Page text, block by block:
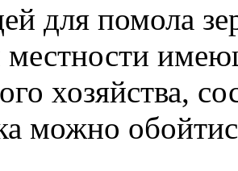
для помола
местности
хозяйства,
можно